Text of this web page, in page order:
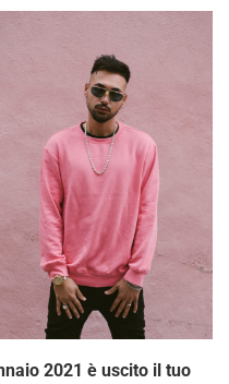
2021 è uscito il tuo